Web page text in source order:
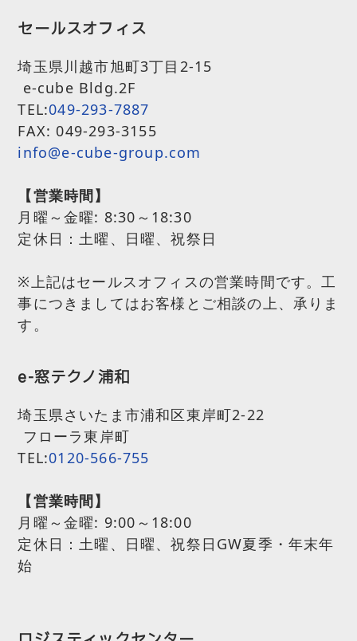
セールスオフィス
埼玉県川越市旭町3丁目2-15
e-cube Bldg.2F
TEL:049-293-7887
FAX: 049-293-3155
info@e-cube-group.com
【営業時間】
月曜～金曜: 8:30～18:30
定休日：土曜、日曜、祝祭日
※上記はセールスオフィスの営業時間です。工
事につきましてはお客様とご相談の上、承りま
す。
e-窓テクノ浦和
埼玉県さいたま市浦和区東岸町2-22
フローラ東岸町
TEL:0120-566-755
【営業時間】
月曜～金曜: 9:00～18:00
定休日：土曜、日曜、祝祭日GW夏季・年末年
始